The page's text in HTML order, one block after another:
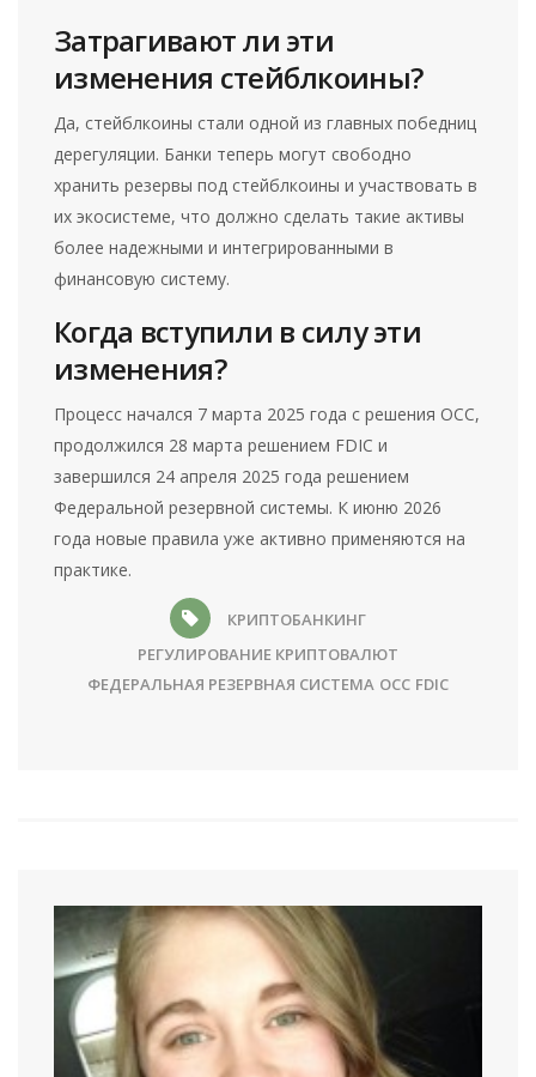
Затрагивают ли эти
изменения стейблкоины?
Да, стейблкоины стали одной из главных победниц
дерегуляции. Банки теперь могут свободно
хранить резервы под стейблкоины и участвовать в
их экосистеме, что должно сделать такие активы
более надежными и интегрированными в
финансовую систему.
Когда вступили в силу эти
изменения?
Процесс начался 7 марта 2025 года с решения OCC,
продолжился 28 марта решением FDIC и
завершился 24 апреля 2025 года решением
Федеральной резервной системы. К июню 2026
года новые правила уже активно применяются на
практике.
КРИПТОБАНКИНГ
РЕГУЛИРОВАНИЕ КРИПТОВАЛЮТ
ФЕДЕРАЛЬНАЯ РЕЗЕРВНАЯ СИСТЕМА OCC FDIC